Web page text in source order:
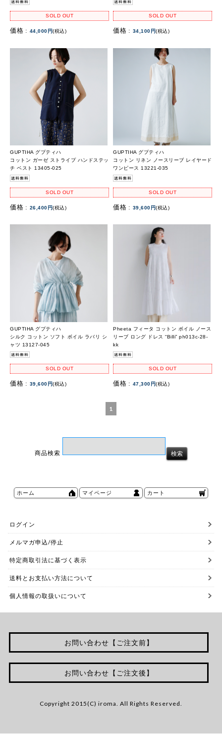
SOLD OUT
価格 : 44,000円(税込)
SOLD OUT
価格 : 34,100円(税込)
GUPTIHA グプティハ
コットン ガーゼ ストライプ ハンドステッ
チ ベスト 13405-025
SOLD OUT
価格 : 26,400円(税込)
GUPTIHA グプティハ
コットン リネン ノースリーブ レイヤード
ワンピース 13221-035
SOLD OUT
価格 : 39,600円(税込)
GUPTIHA グプティハ
シルク コットン ソフト ボイル ラバリ シ
ャツ 13127-045
SOLD OUT
価格 : 39,600円(税込)
Pheeta フィータ コットン ボイル ノース
リーブ ロング ドレス “Billi” ph013c-28-
kk
SOLD OUT
価格 : 47,300円(税込)
1
商品検索
ホーム マイページ カート
ログイン
メルマガ申込/停止
特定商取引法に基づく表示
送料とお支払い方法について
個人情報の取扱いについて
お問い合わせ【ご注文前】
お問い合わせ【ご注文後】
Copyright 2015(C) iroma. All Rights Reserved.